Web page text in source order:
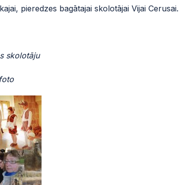
pieredzes bagātajai skolotājai Vijai Cerusai.
skolotāju